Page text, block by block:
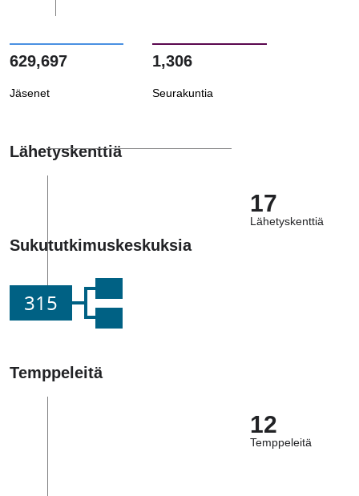
629,697
Jäsenet
1,306
Seurakuntia
Lähetyskenttiä
17
Lähetyskenttiä
Sukututkimuskeskuksia
315
Temppeleitä
12
Temppeleitä